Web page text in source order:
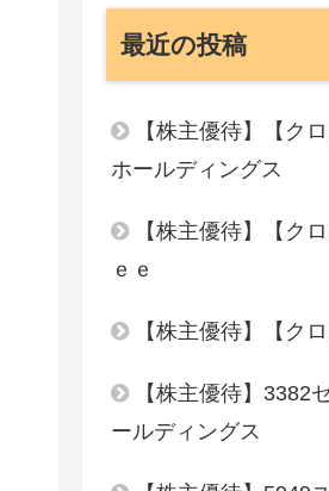
最近の投稿
【株主優待】【ク
ホールディングス
【株主優待】【ク
ｅｅ
【株主優待】【ク
【株主優待】3382
ールディングス